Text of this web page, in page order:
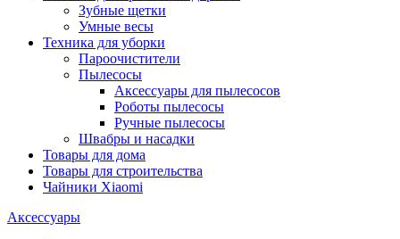
Зубные щетки
Умные весы
Техника для уборки
Пароочистители
Пылесосы
Аксессуары для пылесосов
Роботы пылесосы
Ручные пылесосы
Швабры и насадки
Товары для дома
Товары для строительства
Чайники Xiaomi
Аксессуары